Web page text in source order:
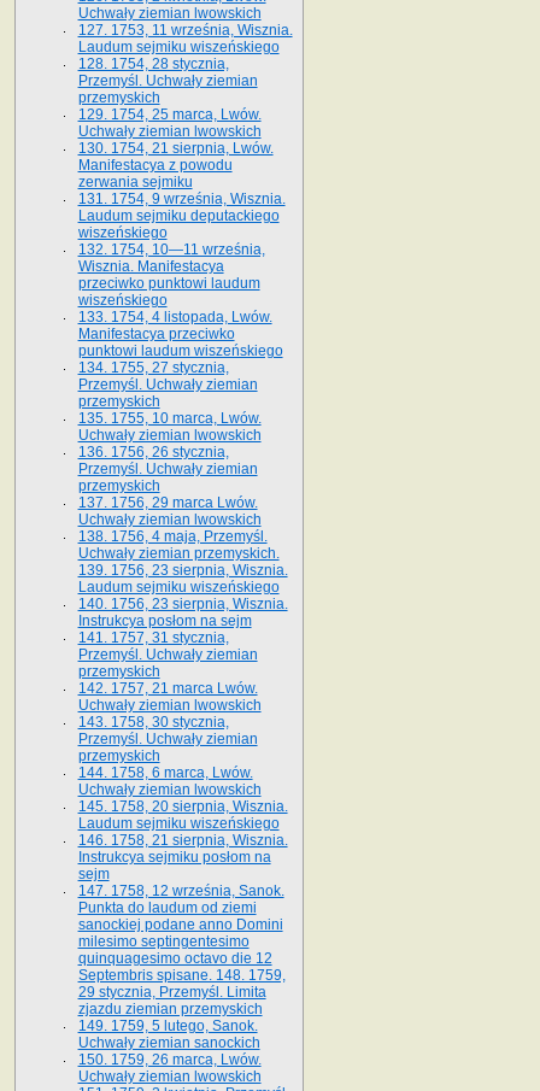
Uchwały ziemian lwowskich
127. 1753, 11 września, Wisznia.
Laudum sejmiku wiszeńskiego
128. 1754, 28 stycznia,
Przemyśl. Uchwały ziemian
przemyskich
129. 1754, 25 marca, Lwów.
Uchwały ziemian lwowskich
130. 1754, 21 sierpnia, Lwów.
Manifestacya z powodu
zerwania sejmiku
131. 1754, 9 września, Wisznia.
Laudum sejmiku deputackiego
wiszeńskiego
132. 1754, 10—11 września,
Wisznia. Manifestacya
przeciwko punktowi laudum
wiszeńskiego
133. 1754, 4 listopada, Lwów.
Manifestacya przeciwko
punktowi laudum wiszeńskiego
134. 1755, 27 stycznia,
Przemyśl. Uchwały ziemian
przemyskich
135. 1755, 10 marca, Lwów.
Uchwały ziemian lwowskich
136. 1756, 26 stycznia,
Przemyśl. Uchwały ziemian
przemyskich
137. 1756, 29 marca Lwów.
Uchwały ziemian lwowskich
138. 1756, 4 maja, Przemyśl.
Uchwały ziemian przemyskich.
139. 1756, 23 sierpnia, Wisznia.
Laudum sejmiku wiszeńskiego
140. 1756, 23 sierpnia, Wisznia.
Instrukcya posłom na sejm
141. 1757, 31 stycznia,
Przemyśl. Uchwały ziemian
przemyskich
142. 1757, 21 marca Lwów.
Uchwały ziemian lwowskich
143. 1758, 30 stycznia,
Przemyśl. Uchwały ziemian
przemyskich
144. 1758, 6 marca, Lwów.
Uchwały ziemian lwowskich
145. 1758, 20 sierpnia, Wisznia.
Laudum sejmiku wiszeńskiego
146. 1758, 21 sierpnia, Wisznia.
Instrukcya sejmiku posłom na
sejm
147. 1758, 12 września, Sanok.
Punkta do laudum od ziemi
sanockiej podane anno Domini
milesimo septingentesimo
quinquagesimo octavo die 12
Septembris spisane. 148. 1759,
29 stycznia, Przemyśl. Limita
zjazdu ziemian przemyskich
149. 1759, 5 lutego, Sanok.
Uchwały ziemian sanockich
150. 1759, 26 marca, Lwów.
Uchwały ziemian lwowskich